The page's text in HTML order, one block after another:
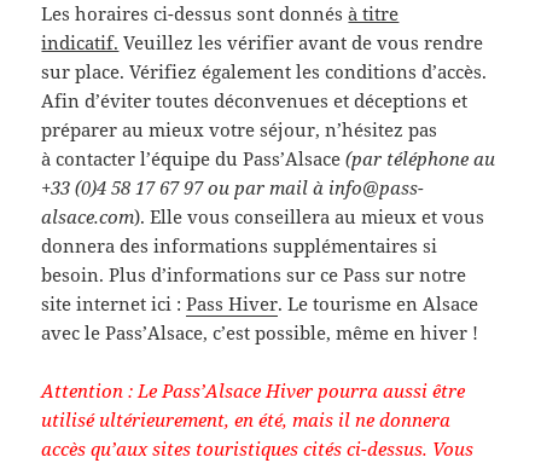
Les horaires ci-dessus sont donnésà titre
indicatif. Veuillez les vérifier avant de vous rendre
sur place. Vérifiez également les conditions d’accès.
Afin d’éviter toutes déconvenues et déceptions et
préparer au mieux votre séjour, n’hésitez pas
à contacter l’équipe du Pass’Alsace(par téléphone au
+33 (0)4 58 17 67 97 ou par mail à info@pass-
alsace.com). Elle vous conseillera au mieux et vous
donnera des informations supplémentaires si
besoin. Plus d’informations sur ce Pass sur notre
site internet ici :Pass Hiver. Le tourisme en Alsace
avec le Pass’Alsace, c’est possible, même en hiver !
Attention : Le Pass’Alsace Hiver pourra aussi être
utilisé ultérieurement, en été, mais il ne donnera
accès qu’aux sites touristiques cités ci-dessus. Vous